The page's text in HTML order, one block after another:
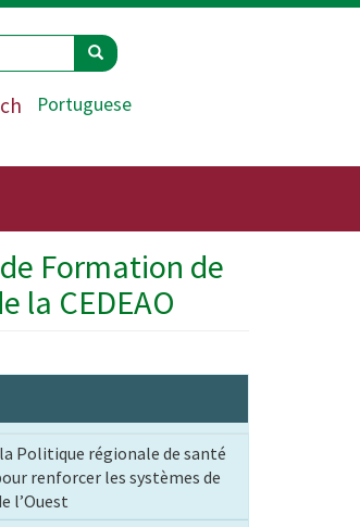
Rechercher
Portuguese
Formation de
la CEDEAO
la Politique régionale de santé
renforcer les systèmes de
l’Ouest